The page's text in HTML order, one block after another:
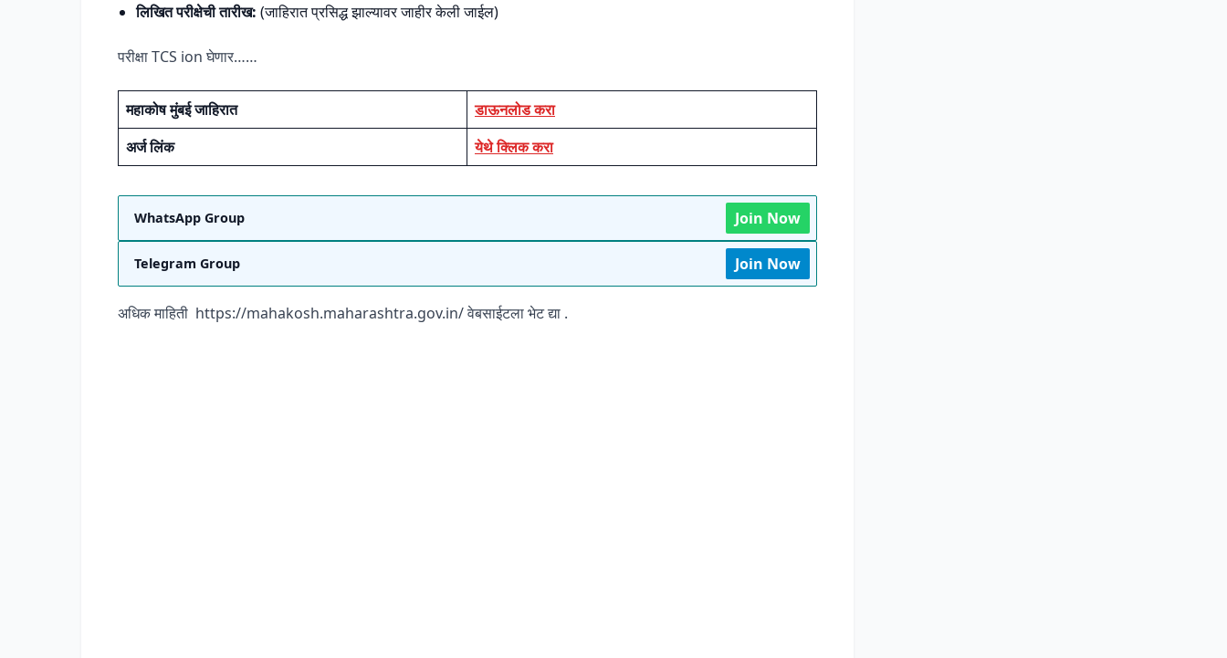
लिखित परीक्षेची तारीख: (जाहिरात प्रसिद्ध झाल्यावर जाहीर केली जाईल)
परीक्षा TCS ion घेणार……
महाकोष मुंबई जाहिरात
डाऊनलोड करा
अर्ज लिंक
येथे क्लिक करा
WhatsApp Group Join Now
Telegram Group Join Now
अधिक माहिती https://mahakosh.maharashtra.gov.in/ वेबसाईटला भेट द्या .